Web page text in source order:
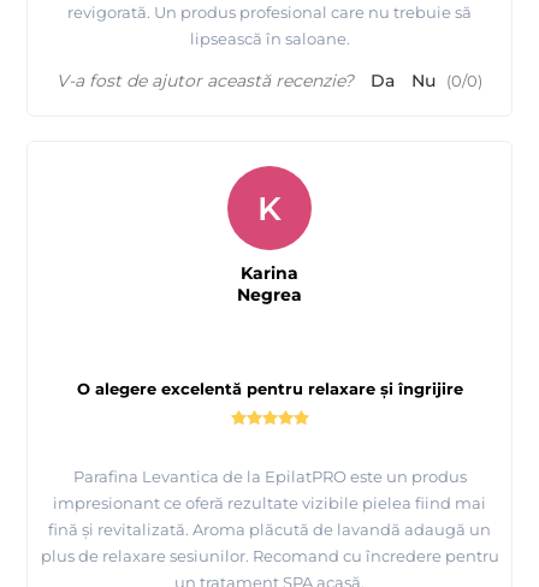
revigorată. Un produs profesional care nu trebuie să
lipsească în saloane.
V-a fost de ajutor această recenzie? Da Nu (0/0)
O alegere excelentă pentru relaxare și îngrijire
Parafina Levantica de la EpilatPRO este un produs
impresionant ce oferă rezultate vizibile pielea fiind mai
fină și revitalizată. Aroma plăcută de lavandă adaugă un
plus de relaxare sesiunilor. Recomand cu încredere pentru
un tratament SPA acasă.
K
Karina
Negrea